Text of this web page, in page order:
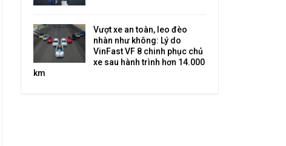
Vượt xe an toàn, leo đèo
nhàn như không: Lý do
VinFast VF 8 chinh phục chủ
xe sau hành trình hơn 14.000
km